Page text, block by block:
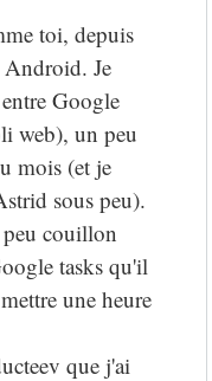
toi, depuis
Je
Google
web), un peu
mois (et je
sous peu).
couillon
tasks qu'il
une heure
que j'ai